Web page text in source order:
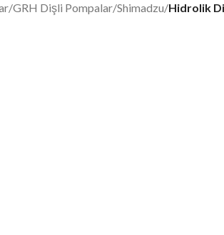
/GRH Dişli Pompalar/Shimadzu/Hidrolik